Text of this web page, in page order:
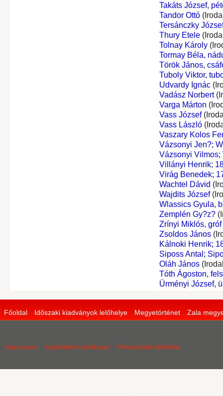
Takáts József,
Tandor Ottó
Tersánczky
Thury Etele
Tolnay Károly
Tormay Béla,
Török János,
Tuboly Viktor,
Udvardy Ignác
Vadász Norbert
Varga Márton
Vass József
Vass László
Vaszary Kolos
Vázsonyi Jen?;
Vázsonyi Vilmos;
Villányi Henrik;
Virág Benedek;
Wachtel Dávid
Wajdits József
Wlassics Gyula,
Zemplén Gy?z?
Zrínyi Miklós, gróf
Zsoldos János
Kálnoki Henrik;
Siposs Antal;
Oláh János
Tóth Ágoston,
Ürményi József,
Főoldal Időszaki kiadványok lelőhelye Megyetörténet Zala
Impresszum Adatvédelmi nyilatkozat Felhasználási feltételek